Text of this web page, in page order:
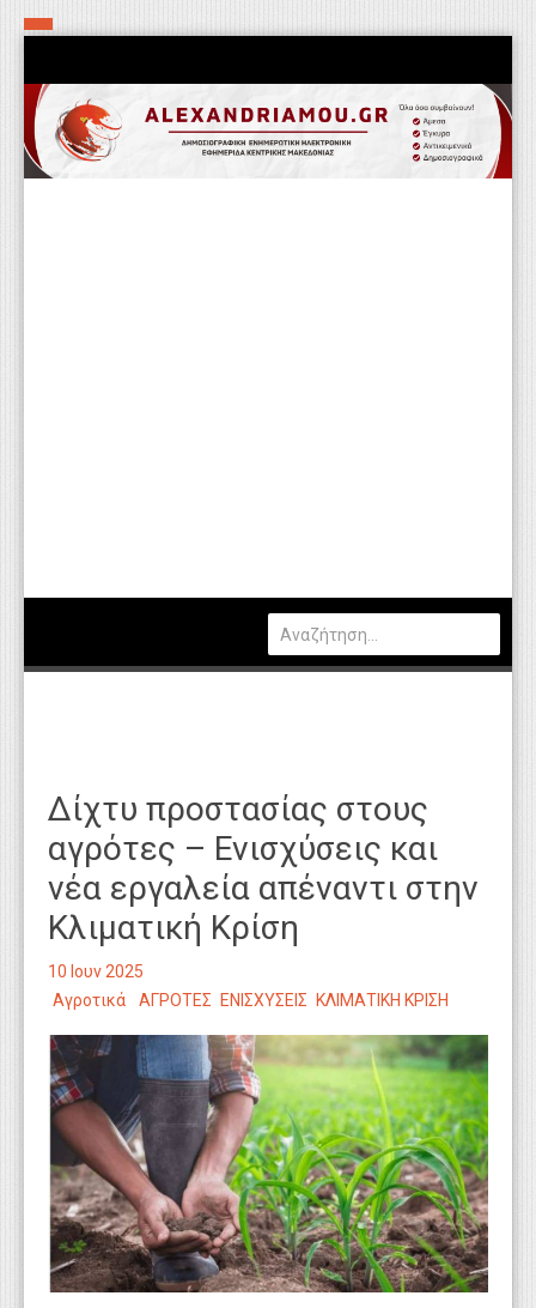
Δίχτυ προστασίας στους
αγρότες – Ενισχύσεις και
νέα εργαλεία απέναντι στην
Κλιματική Κρίση
10 Ιουν 2025
Αγροτικά
ΑΓΡΟΤΕΣ ΕΝΙΣΧΥΣΕΙΣ ΚΛΙΜΑΤΙΚΗ ΚΡΙΣΗ
Αρχική
Τα εν δήμω εν οίκω
Πολιτιστικά-Εκκλησιαστικά
Καιρός
Τεχνολογία
Εκπαίδευση
Υγεία
Βιβλιοθήκη Απόψεων
Κυτίο Παραπόνων Πολιτών
WEBTV